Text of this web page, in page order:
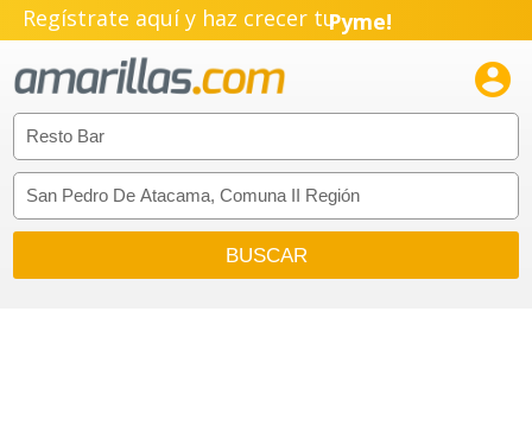
Regístrate aquí y haz crecer tuPyme!
Emprendimiento!
